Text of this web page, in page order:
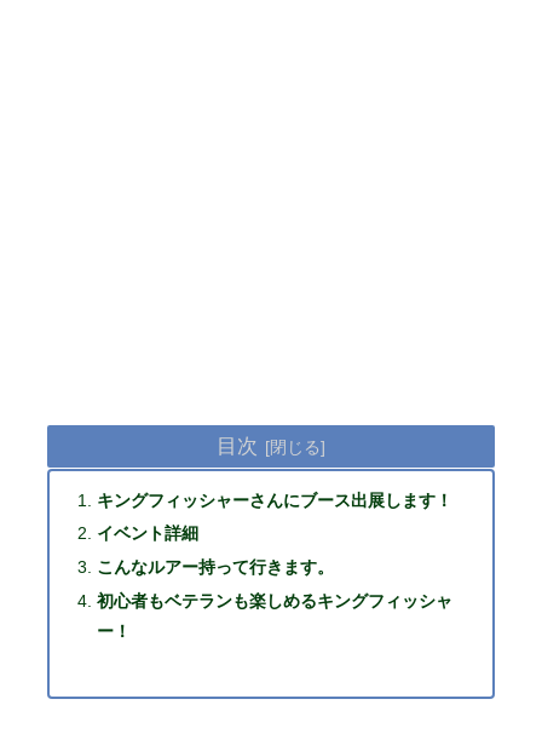
目次
キングフィッシャーさんにブース出展します！
イベント詳細
こんなルアー持って行きます。
初心者もベテランも楽しめるキングフィッシャ
ー！